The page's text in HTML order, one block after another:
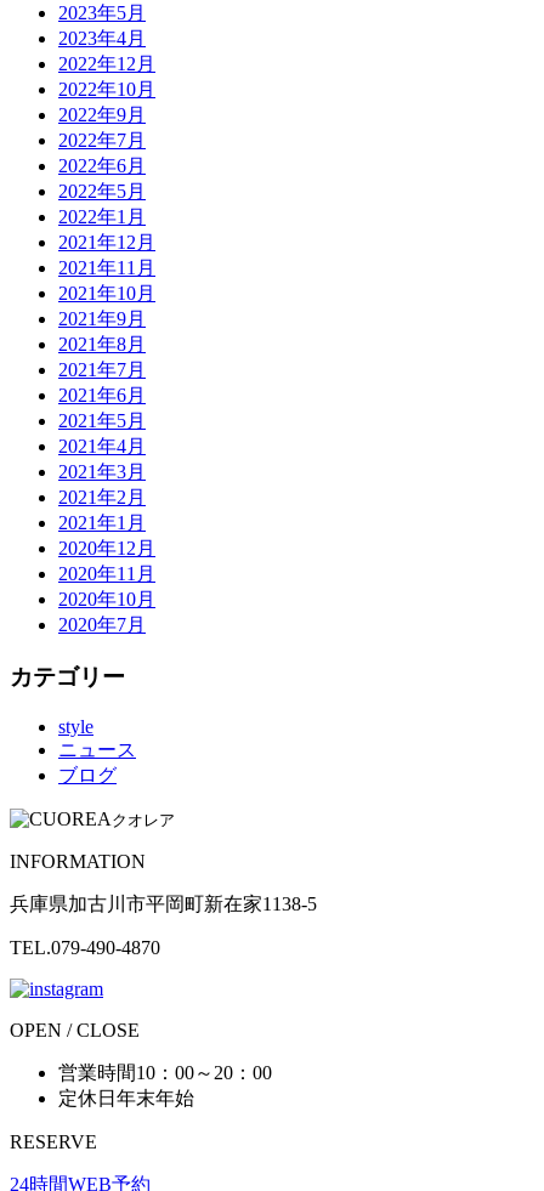
2023年5月
2023年4月
2022年12月
2022年10月
2022年9月
2022年7月
2022年6月
2022年5月
2022年1月
2021年12月
2021年11月
2021年10月
2021年9月
2021年8月
2021年7月
2021年6月
2021年5月
2021年4月
2021年3月
2021年2月
2021年1月
2020年12月
2020年11月
2020年10月
2020年7月
カテゴリー
style
ニュース
ブログ
クオレア
INFORMATION
兵庫県加古川市平岡町新在家1138-5
TEL.079-490-4870
OPEN / CLOSE
営業時間10：00～20：00
定休日 年末年始
RESERVE
24時間WEB予約